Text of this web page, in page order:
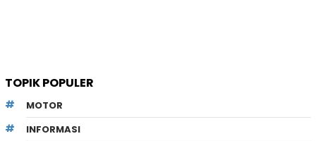
TOPIK POPULER
MOTOR
INFORMASI